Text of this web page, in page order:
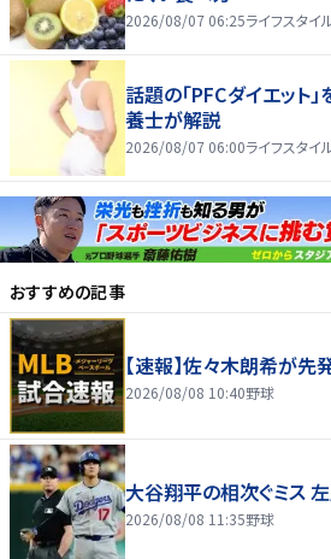
2026/08/07 06:25ライフスタイ
話題の「PFCダイエット
養士が解説
2026/08/07 06:00ライフスタイ
おすすめの記事
【速報】佐々木朗希が先
2026/08/08 10:40野球
大谷翔平の相次ぐミス
2026/08/08 11:35野球